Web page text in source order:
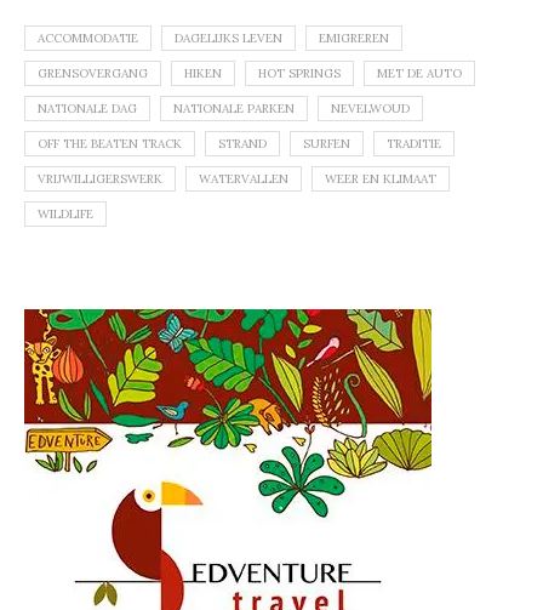
ACCOMMODATIE DAGELIJKS LEVEN EMIGREREN
GRENSOVERGANG HIKEN HOT SPRINGS MET DE AUTO
NATIONALE DAG NATIONALE PARKEN NEVELWOUD
OFF THE BEATEN TRACK STRAND SURFEN TRADITIE
VRIJWILLIGERSWERK WATERVALLEN WEER EN KLIMAAT
WILDLIFE